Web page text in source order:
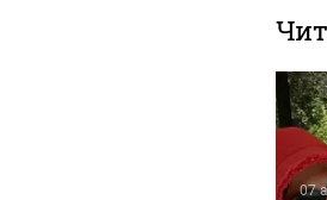
07